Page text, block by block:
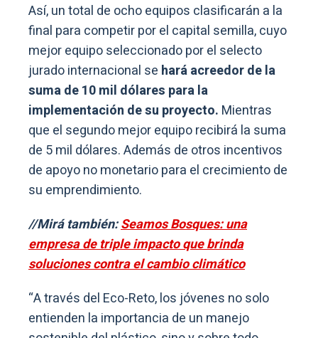
Así, un total de ocho equipos clasificarán a la
final para competir por el capital semilla, cuyo
mejor equipo seleccionado por el selecto
jurado internacional se hará acreedor de la
suma de 10 mil dólares para la
implementación de su proyecto. Mientras
que el segundo mejor equipo recibirá la suma
de 5 mil dólares. Además de otros incentivos
de apoyo no monetario para el crecimiento de
su emprendimiento.
//Mirá también:Seamos Bosques: una
empresa de triple impacto que brinda
soluciones contra el cambio climático
“A través del Eco-Reto, los jóvenes no solo
entienden la importancia de un manejo